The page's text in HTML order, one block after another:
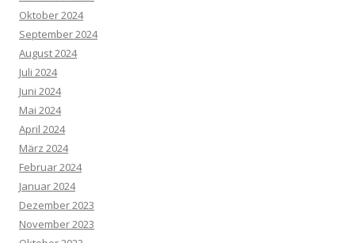
Oktober 2024
September 2024
August 2024
Juli 2024
Juni 2024
Mai 2024
April 2024
März 2024
Februar 2024
Januar 2024
Dezember 2023
November 2023